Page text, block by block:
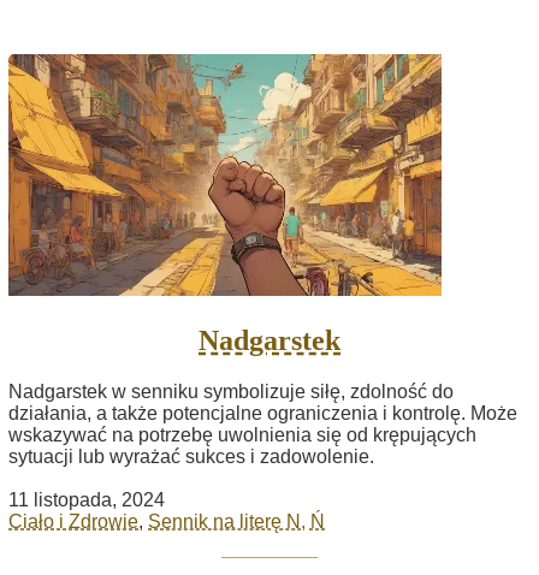
Nadgarstek
Nadgarstek w senniku symbolizuje siłę, zdolność do
działania, a także potencjalne ograniczenia i kontrolę. Może
wskazywać na potrzebę uwolnienia się od krępujących
sytuacji lub wyrażać sukces i zadowolenie.
11 listopada, 2024
Ciało i Zdrowie, Sennik na literę N, Ń